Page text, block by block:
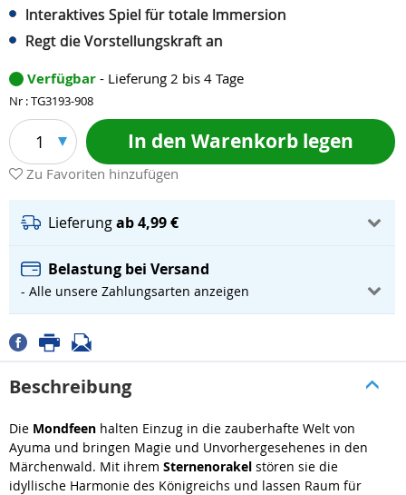
Interaktives Spiel für totale Immersion
Regt die Vorstellungskraft an
Verfügbar - Lieferung 2 bis 4 Tage
Nr : TG3193-908
1 In den Warenkorb legen
Zu Favoriten hinzufügen
Lieferungab 4,99 €
Belastung bei Versand
- Alle unsere Zahlungsarten anzeigen
Beschreibung
Die Mondfeen halten Einzug in die zauberhafte Welt von
Ayuma und bringen Magie und Unvorhergesehenes in den
Märchenwald. Mit ihrem Sternenorakel stören sie die
idyllische Harmonie des Königreichs und lassen Raum für